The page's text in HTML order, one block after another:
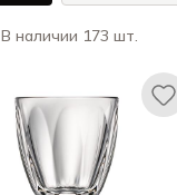
В наличии 173 шт.